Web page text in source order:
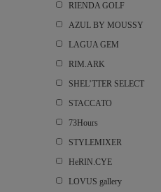
RIENDA GOLF
AZUL BY MOUSSY
LAGUA GEM
RIM.ARK
SHEL’TTER SELECT
STACCATO
73Hours
STYLEMIXER
HeRIN.CYE
LOVUS gallery